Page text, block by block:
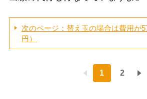
次のページ：替え玉の場合は費用が
円）
1 2